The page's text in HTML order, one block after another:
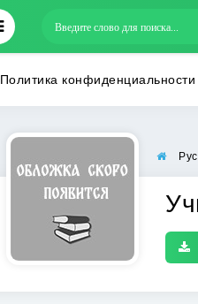
Политика конфиденциальности